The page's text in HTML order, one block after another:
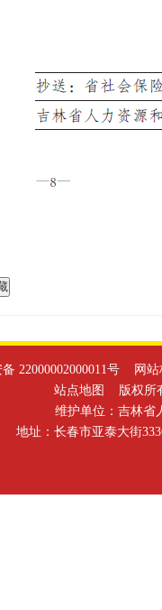
22000002000011号 网站
站点地图
版权所
维护单位：吉林省
地址：长春市亚泰大街